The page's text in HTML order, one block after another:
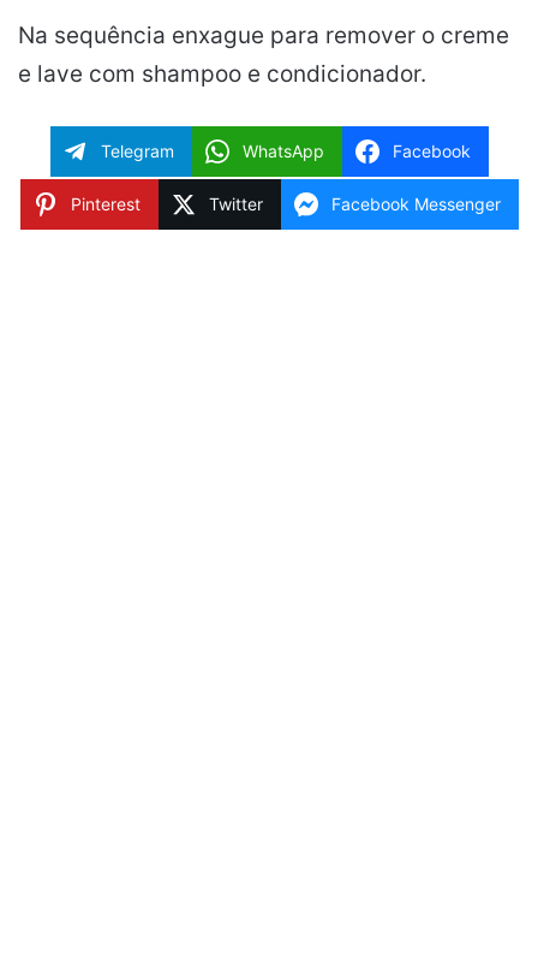
Na sequência enxague para remover o creme
e lave com shampoo e condicionador.
Telegram WhatsApp Facebook
Pinterest Twitter Facebook Messenger